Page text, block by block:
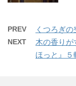
PREV くつろぎ
NEXT
木の香り
ほっと』５